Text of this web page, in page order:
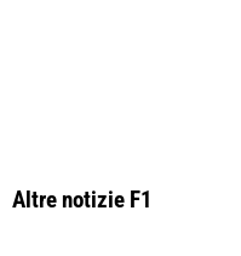
Altre notizie F1